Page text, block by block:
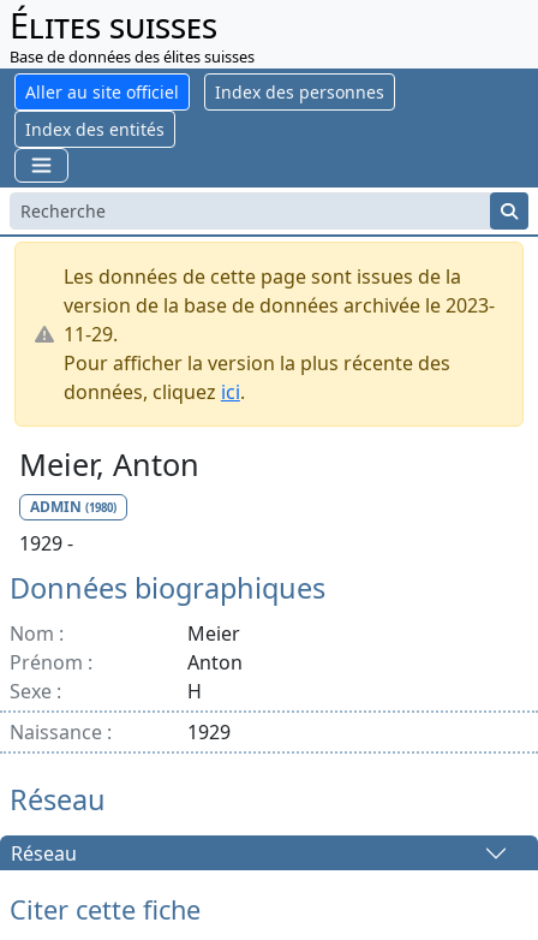
Élites suisses
Base de données des élites suisses
Aller au site officiel
Index des personnes
Index des entités
Les données de cette page sont issues de la
version de la base de données archivée le 2023-
11-29.
Pour afficher la version la plus récente des
données, cliquez ici.
Meier, Anton
ADMIN (1980)
1929 -
Données biographiques
Nom :
Meier
Prénom :
Anton
Sexe :
H
Naissance :
1929
Réseau
Réseau
Citer cette fiche